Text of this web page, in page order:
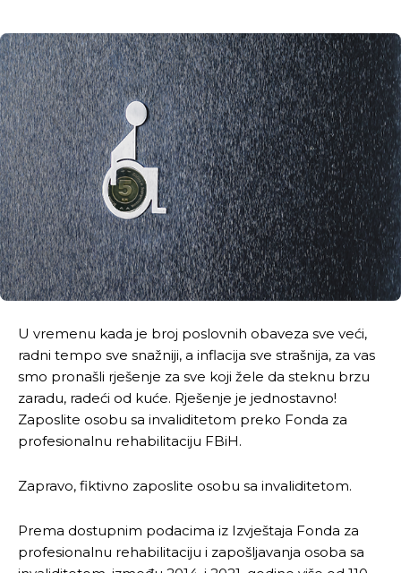
U vremenu kada je broj poslovnih obaveza sve veći,
radni tempo sve snažniji, a inflacija sve strašnija, za vas
smo pronašli rješenje za sve koji žele da steknu brzu
zaradu, radeći od kuće. Rješenje je jednostavno!
Zaposlite osobu sa invaliditetom preko Fonda za
profesionalnu rehabilitaciju FBiH.
Zapravo, fiktivno zaposlite osobu sa invaliditetom.
Prema dostupnim podacima iz Izvještaja Fonda za
profesionalnu rehabilitaciju i zapošljavanja osoba sa